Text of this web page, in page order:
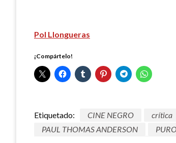
Pol Llongueras
¡Compártelo!
Etiquetado: CINE NEGRO crítica
PAUL THOMAS ANDERSON